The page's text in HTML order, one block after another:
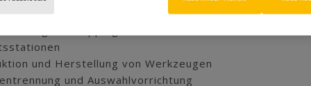
Schraubenzuführung
und Herstellung von Werkzeugen
und Auswahlvorrichtung